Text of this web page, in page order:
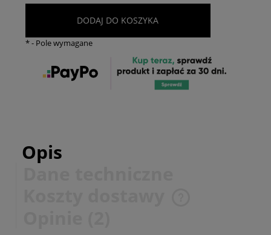
DODAJ DO KOSZYKA
*- Pole wymagane
Opis